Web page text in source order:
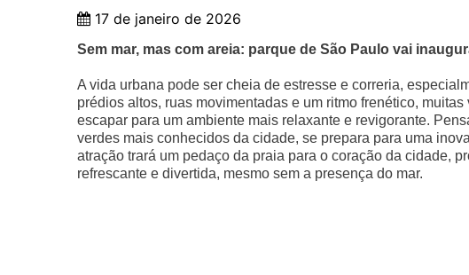
17 de janeiro de 2026
Sem mar, mas com areia: parque de São Paulo vai
A vida urbana pode ser cheia de estresse e correria,
prédios altos, ruas movimentadas e um ritmo frenético,
escapar para um ambiente mais relaxante e revigorante.
verdes mais conhecidos da cidade, se prepara para uma
atração trará um pedaço da praia para o coração da cidade,
refrescante e divertida, mesmo sem a presença do mar.